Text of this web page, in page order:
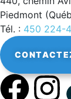
Piedmont
Tél. : 450 224-